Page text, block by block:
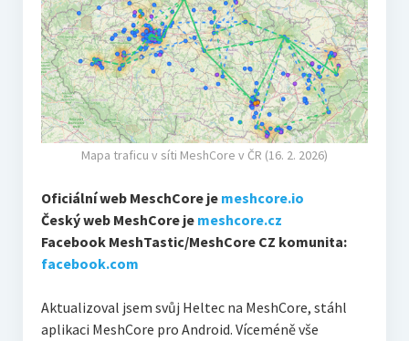
Mapa traficu v síti MeshCore v ČR (16. 2. 2026)
Oficiální web MeschCore je meshcore.io
Český web MeshCore je meshcore.cz
Facebook MeshTastic/MeshCore CZ komunita:
facebook.com
Aktualizoval jsem svůj Heltec na MeshCore, stáhl
aplikaci MeshCore pro Android. Víceméně vše